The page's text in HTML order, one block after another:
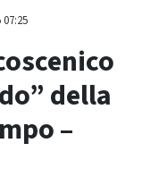
della
–